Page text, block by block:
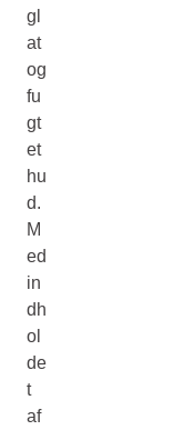
gl
at
og
fu
gt
et
hu
d.
M
ed
in
dh
ol
de
t
af